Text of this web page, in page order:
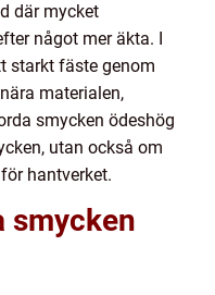
där mycket
något mer äkta. I
starkt fäste genom
materialen,
smycken ödeshög
utan också om
hantverket.
smycken